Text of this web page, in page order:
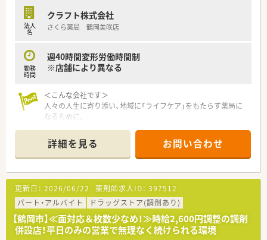
法人
名
クラフト株式会社
さくら薬局 鶴岡美咲店
勤務
時間
週40時間変形労働時間制
※店舗により異なる
＜こんな会社です＞
人々の人生に寄り添い、地域に「ライフケア」をもたらす薬局に
なるために。
りひとりの人生に寄り添い、質の高い医療サービスを届ける薬剤
師を求め育てています。
＜特徴・ポイントのご紹介＞
★薬剤師を守る独自システム
業務をサポートするために様々なシステムを独自開発していま
す。
その一つが約20年前から導入され、進化を続けている調剤シス
テム「SPITS」。
処方箋受付から一連の調剤業務を連動させ、業務効率化を図るほ
詳細を見る お問い合わせ
更新日： 2026/06/22 薬剤師求人ID： 397512
パート・アルバイト
ドラッグストア(調剤あり)
【鶴岡市】≪面対応＆枚数少なめ！≫時給2,600円調整の調剤
併設店！平日のみの営業で無理なく続けられる環境